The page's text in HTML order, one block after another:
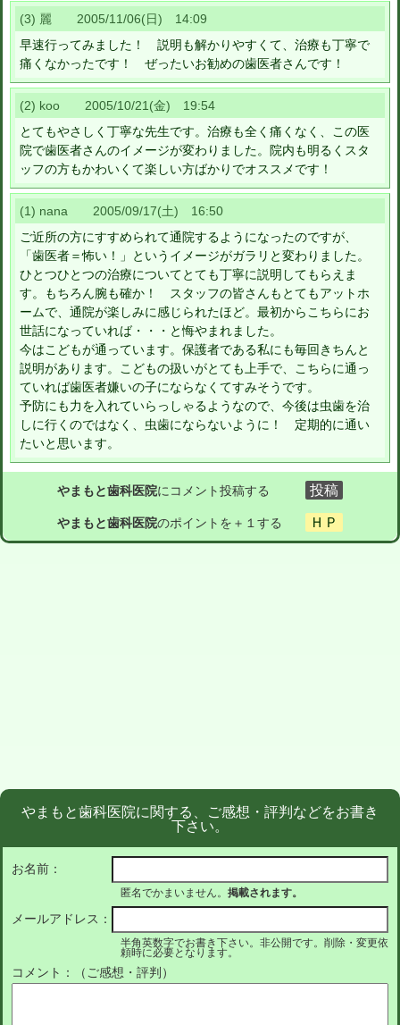
(3) 麗 2005/11/06(日) 14:09
早速行ってみました！ 説明も解かりやすくて、治療も丁寧で
痛くなかったです！ ぜったいお勧めの歯医者さんです！
(2) koo 2005/10/21(金) 19:54
とてもやさしく丁寧な先生です。治療も全く痛くなく、この医
院で歯医者さんのイメージが変わりました。院内も明るくスタ
ッフの方もかわいくて楽しい方ばかりでオススメです！
(1) nana 2005/09/17(土) 16:50
ご近所の方にすすめられて通院するようになったのですが、
「歯医者＝怖い！」というイメージがガラリと変わりました。
ひとつひとつの治療についてとても丁寧に説明してもらえま
す。もちろん腕も確か！ スタッフの皆さんもとてもアットホ
ームで、通院が楽しみに感じられたほど。最初からこちらにお
世話になっていれば・・・と悔やまれました。
今はこどもが通っています。保護者である私にも毎回きちんと
説明があります。こどもの扱いがとても上手で、こちらに通っ
ていれば歯医者嫌いの子にならなくてすみそうです。
予防にも力を入れていらっしゃるようなので、今後は虫歯を治
しに行くのではなく、虫歯にならないように！ 定期的に通い
たいと思います。
やまもと歯科医院にコメント投稿する
やまもと歯科医院のポイントを＋１する
やまもと歯科医院に関する、ご感想・評判などをお書き
下さい。
お名前：
匿名でかまいません。 掲載されます。
メールアドレス：
半角英数字でお書き下さい。非公開です。削除・変更依
頼時に必要となります。
コメント：（ご感想・評判）